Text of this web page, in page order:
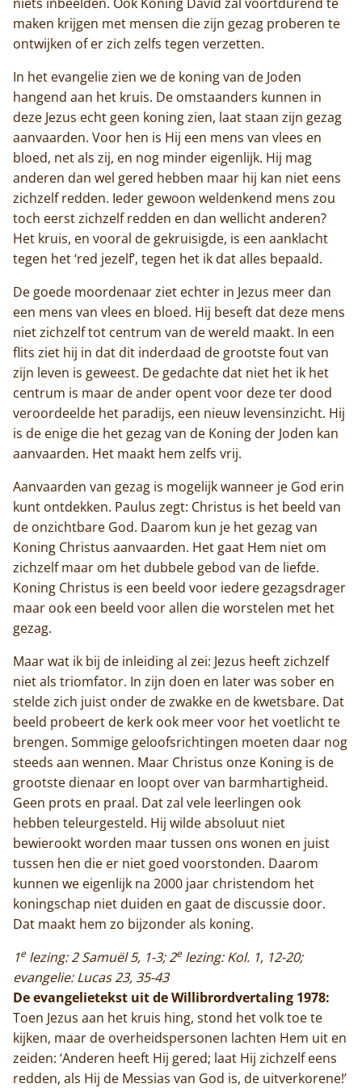
De abdij
Actueel
Monnik worden
Contact
maken krijgen met mensen die zijn gezag proberen te
ontwijken of er zich zelfs tegen verzetten.
In het evangelie zien we de koning van de Joden
hangend aan het kruis. De omstaanders kunnen in
deze Jezus echt geen koning zien, laat staan zijn gezag
aanvaarden. Voor hen is Hij een mens van vlees en
bloed, net als zij, en nog minder eigenlijk. Hij mag
anderen dan wel gered hebben maar hij kan niet eens
zichzelf redden. Ieder gewoon weldenkend mens zou
toch eerst zichzelf redden en dan wellicht anderen?
Het kruis, en vooral de gekruisigde, is een aanklacht
tegen het ‘red jezelf’, tegen het ik dat alles bepaald.
De goede moordenaar ziet echter in Jezus meer dan
een mens van vlees en bloed. Hij beseft dat deze mens
niet zichzelf tot centrum van de wereld maakt. In een
flits ziet hij in dat dit inderdaad de grootste fout van
zijn leven is geweest. De gedachte dat niet het ik het
centrum is maar de ander opent voor deze ter dood
veroordeelde het paradijs, een nieuw levensinzicht. Hij
is de enige die het gezag van de Koning der Joden kan
aanvaarden. Het maakt hem zelfs vrij.
Aanvaarden van gezag is mogelijk wanneer je God erin
kunt ontdekken. Paulus zegt: Christus is het beeld van
de onzichtbare God. Daarom kun je het gezag van
Koning Christus aanvaarden. Het gaat Hem niet om
zichzelf maar om het dubbele gebod van de liefde.
Koning Christus is een beeld voor iedere gezagsdrager
maar ook een beeld voor allen die worstelen met het
gezag.
Maar wat ik bij de inleiding al zei: Jezus heeft zichzelf
niet als triomfator. In zijn doen en later was sober en
stelde zich juist onder de zwakke en de kwetsbare. Dat
beeld probeert de kerk ook meer voor het voetlicht te
brengen. Sommige geloofsrichtingen moeten daar nog
steeds aan wennen. Maar Christus onze Koning is de
grootste dienaar en loopt over van barmhartigheid.
Geen prots en praal. Dat zal vele leerlingen ook
hebben teleurgesteld. Hij wilde absoluut niet
bewierookt worden maar tussen ons wonen en juist
tussen hen die er niet goed voorstonden. Daarom
kunnen we eigenlijk na 2000 jaar christendom het
koningschap niet duiden en gaat de discussie door.
Dat maakt hem zo bijzonder als koning.
1elezing: 2 Samuël 5, 1-3; 2elezing: Kol. 1, 12-20;
evangelie: Lucas 23, 35-43
De evangelietekst uit de Willibrordvertaling 1978:
Toen Jezus aan het kruis hing, stond het volk toe te
kijken, maar de overheidspersonen lachten Hem uit en
zeiden: ‘Anderen heeft Hij gered; laat Hij zichzelf eens
redden, als Hij de Messias van God is, de uitverkorene!’